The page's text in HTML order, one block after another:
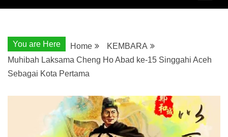
You are Here Home
KEMBARA
Muhibah Laksama Cheng Ho Abad ke-15 Singgahi Aceh
Sebagai Kota Pertama